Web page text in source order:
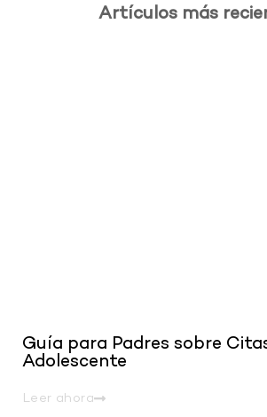
Artículos más
Guía para Padres sobre
Adolescente
Leer ahora